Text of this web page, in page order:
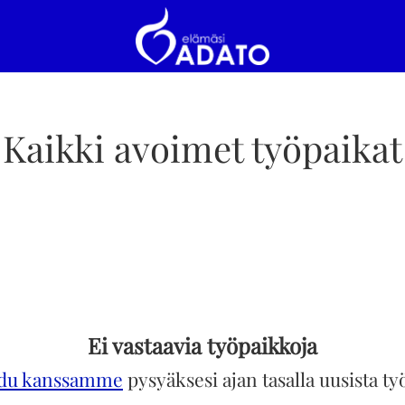
Kaikki avoimet työpaikat
Ei vastaavia työpaikkoja
kanssamme pysyäksesi ajan tasalla uusista